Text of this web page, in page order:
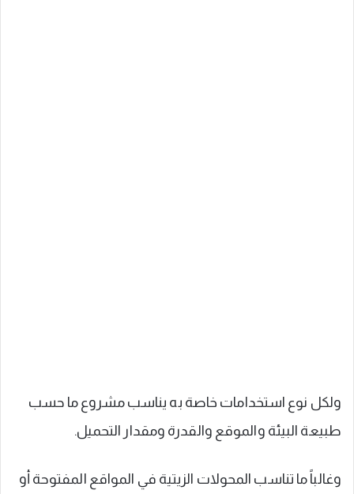
ولكل نوع استخدامات خاصة به يناسب مشروع ما حسب
طبيعة البيئة والموقع والقدرة ومقدار التحميل.
وغالباً ما تناسب المحولات الزيتية في المواقع المفتوحة أو